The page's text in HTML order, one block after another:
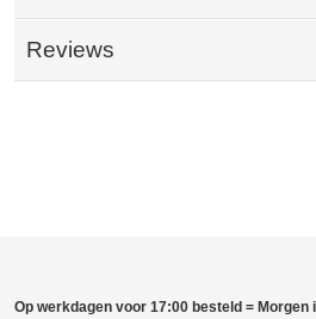
Reviews
Op werkdagen voor 17:00 besteld = Morgen